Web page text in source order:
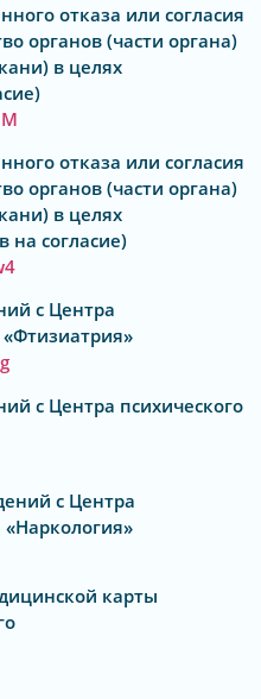
отказа или согласия
органов (части органа)
в целях
отказа или согласия
органов (части органа)
в целях
на согласие)
с Центра
с Центра психического
с Центра
«Наркология»
карты